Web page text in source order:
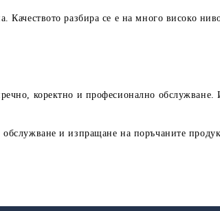
Качеството разбира се е на много високо
коректно и професионално
и изпращане на поръчаните